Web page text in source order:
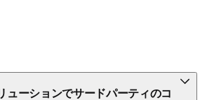
ューションでサードパーティのコ